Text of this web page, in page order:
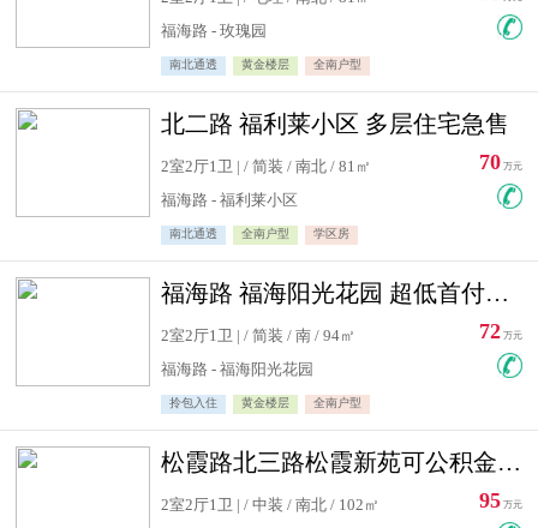
福海路 - 玫瑰园
南北通透 黄金楼层 全南户型
北二路 福利莱小区 多层住宅急售
2室2厅1卫 | / 简装 / 南北 / 81㎡
福海路 - 福利莱小区
南北通透 全南户型 学区房
70 万元
福海路 福海阳光花园 超低首付住宅急售
2室2厅1卫 | / 简装 / 南 / 94㎡
福海路 - 福海阳光花园
拎包入住 黄金楼层 全南户型
72 万元
松霞路北三路松霞新苑可公积金贷款北小区南北通透住宅急售
2室2厅1卫 | / 中装 / 南北 / 102㎡
95 万元